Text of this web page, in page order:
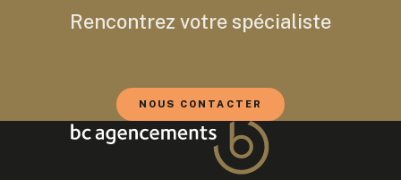
Rencontrez votre spécialiste
NOUS CONTACTER